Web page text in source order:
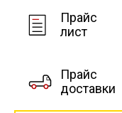
Прайс
лист
Прайс
доставки